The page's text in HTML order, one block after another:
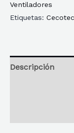
Ventiladores
Etiquetas: Cecotec
Descripción